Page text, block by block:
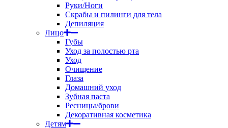
Руки/Ноги
Скрабы и пилинги для тела
Депиляция
Лицо
Губы
Уход за полостью рта
Уход
Очищение
Глаза
Домашний уход
Зубная паста
Ресницы/брови
Декоративная косметика
Детям